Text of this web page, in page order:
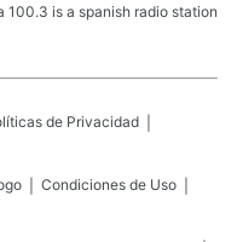
100.3 is a spanish radio station
de Privacidad
Condiciones de Uso